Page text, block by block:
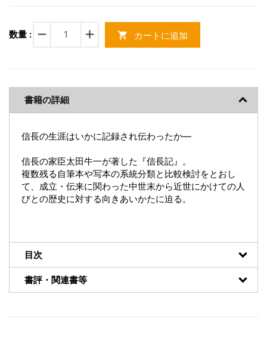
数量 : remove add shopping_cart カートに追加
書籍の詳細
信長の生涯はいかに記録され伝わったか―
信長の家臣太田牛一が著した『信長記』。
複数残る自筆本や写本の系統分類と比較検討をとおし
て、成立・伝来に関わった中世末から近世にかけての人
びとの歴史に対する向きあいかたに迫る。
目次
書評・関連書等